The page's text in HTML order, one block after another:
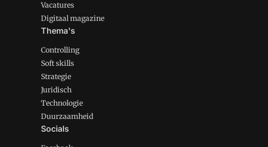
Vacatures
Digitaal magazine
Thema's
Controlling
Soft skills
Strategie
Juridisch
Technologie
Duurzaamheid
Socials